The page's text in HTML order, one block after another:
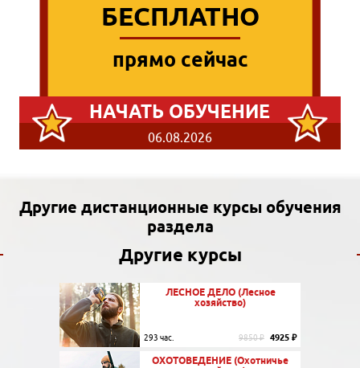
БЕСПЛАТНО
прямо сейчас
НАЧАТЬ ОБУЧЕНИЕ
06.08.2026
Другие дистанционные курсы обучения
раздела
Другие курсы
ЛЕСНОЕ ДЕЛО (Лесное
хозяйство)
293 час. 9850 ₽ 4925 ₽
ОХОТОВЕДЕНИЕ (Охотничье